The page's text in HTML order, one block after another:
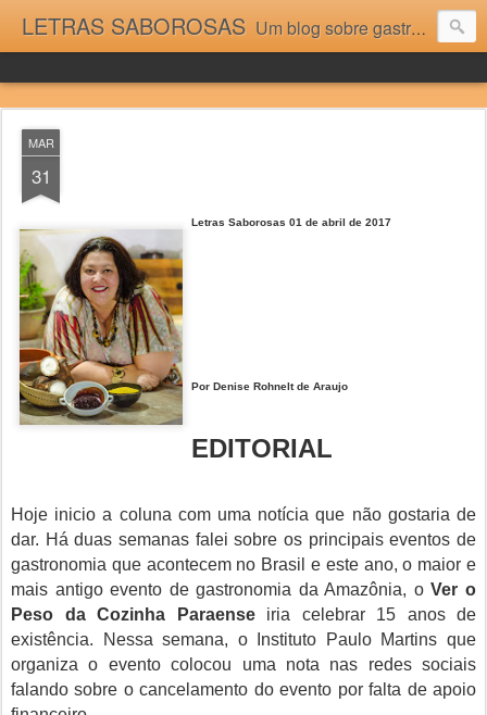
LETRAS SABOROSAS Um blog sobre gastronomia para as pessoas que gostam da boa cozinha. Dicas, receitas, notícias gastronômicas e viagens do Caburaí ao Chuí. Vou adorar tê-los na minha cozinha acima do Equador.
MAR
31
Letras Saborosas 01 de abril de 2017
Por Denise Rohnelt de Araujo
EDITORIAL
Hoje inicio a coluna com uma notícia que não gostaria de
dar. Há duas semanas falei sobre os principais eventos de
gastronomia que acontecem no Brasil e este ano, o maior e
mais antigo evento de gastronomia da Amazônia, oVer o
Peso da Cozinha Paraenseiria celebrar 15 anos de
existência. Nessa semana, o Instituto Paulo Martins que
organiza o evento colocou uma nota nas redes sociais
falando sobre o cancelamento do evento por falta de apoio